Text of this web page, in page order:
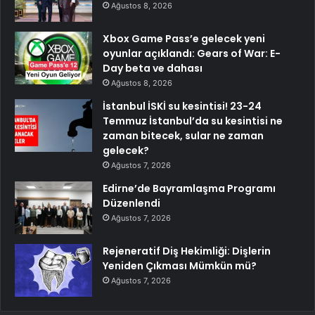
Ağustos 8, 2026
Xbox Game Pass’e gelecek yeni
oyunlar açıklandı: Gears of War: E-
Day beta ve dahası
Ağustos 8, 2026
İstanbul İSKİ su kesintisi! 23-24
Temmuz İstanbul’da su kesintisi ne
zaman bitecek, sular ne zaman
gelecek?
Ağustos 7, 2026
Edirne’de Bayramlaşma Programı
Düzenlendi
Ağustos 7, 2026
Rejeneratif Diş Hekimliği: Dişlerin
Yeniden Çıkması Mümkün mü?
Ağustos 7, 2026